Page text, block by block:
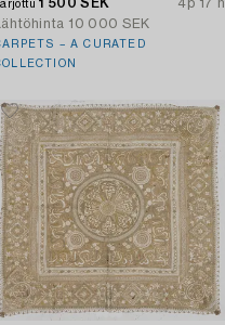
Tarjottu1 500 SEK
4p 17 h
Lähtöhinta 10 000 SEK
– A CURATED